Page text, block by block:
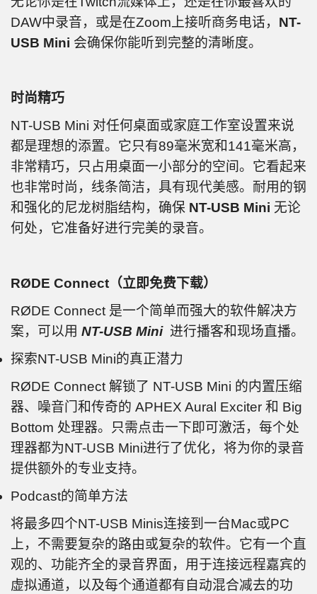
DAW中录音，或是在Zoom上接听商务电话， NT-
USB Mini 会确保你能听到完整的清晰度。
时尚精巧
NT-USB Mini 对任何桌面或家庭工作室设置来说
都是理想的添置。它只有89毫米宽和141毫米高，
非常精巧，只占用桌面一小部分的空间。它看起来
也非常时尚，线条简洁，具有现代美感。耐用的钢
和强化的尼龙树脂结构，确保 NT-USB Mini 无论
何处，它准备好进行完美的录音。
RØDE Connect（立即免费下载）
RØDE Connect 是一个简单而强大的软件解决方
案，可以用 NT-USB Mini 进行播客和现场直播。
探索NT-USB Mini的真正潜力
RØDE Connect 解锁了 NT-USB Mini 的内置压缩
器、噪音门和传奇的 APHEX Aural Exciter 和 Big
Bottom 处理器。只需点击一下即可激活，每个处
理器都为NT-USB Mini进行了优化，将为你的录音
提供额外的专业支持。
Podcast的简单方法
将最多四个NT-USB Minis连接到一台Mac或PC
上，不需要复杂的路由或复杂的软件。它有一个直
观的、功能齐全的录音界面，用于连接远程嘉宾的
虚拟通道，以及每个通道都有自动混合减去的功